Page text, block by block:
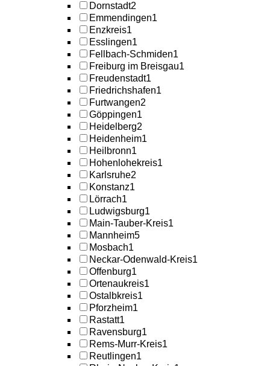
Dornstadt2
Emmendingen1
Enzkreis1
Esslingen1
Fellbach-Schmiden1
Freiburg im Breisgau1
Freudenstadt1
Friedrichshafen1
Furtwangen2
Göppingen1
Heidelberg2
Heidenheim1
Heilbronn1
Hohenlohekreis1
Karlsruhe2
Konstanz1
Lörrach1
Ludwigsburg1
Main-Tauber-Kreis1
Mannheim5
Mosbach1
Neckar-Odenwald-Kreis1
Offenburg1
Ortenaukreis1
Ostalbkreis1
Pforzheim1
Rastatt1
Ravensburg1
Rems-Murr-Kreis1
Reutlingen1